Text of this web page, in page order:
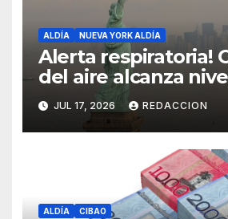
ALDÍA NUEVA YORK ALDÍA
Alerta respiratoria!
del aire alcanza
peligrosos en NYC
JUL 17, 2026 REDACCION
ALDÍA CIBAO